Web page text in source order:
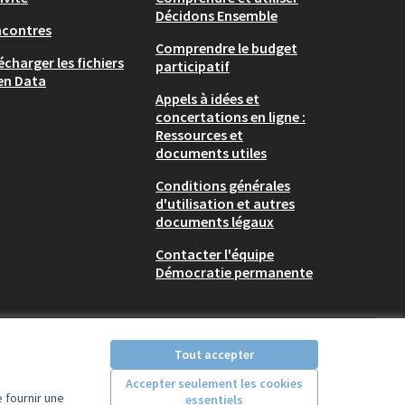
fournir une
Tout accepter
Accepter seulement les cookies
essentiels
les fichiers
Data
Décidons Ensemble
Comprendre le budget
participatif
Appels à idées et
concertations en ligne :
Ressources et
documents utiles
Conditions générales
d'utilisation et autres
documents légaux
Contacter l'équipe
Démocratie permanente